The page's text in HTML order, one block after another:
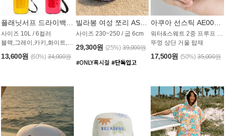
사이즈 10L / 6컬러
블랙,그레이,카키,화이트,옐로우,핑크
13,600원 (60%) 34,000원
사이즈 230~250 / 굽 6cm
29,300원 (25%) 39,000원
워터&스웨트 2중 프루프 / SPF 50+
뚜껑 상단 거울 탑재
17,500원 (50%) 35,000원